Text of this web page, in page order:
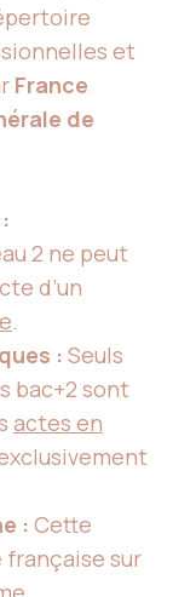
et
France
de
2 ne peut
d’un
.
: Seuls
bac+2 sont
actes en
: Cette
sur